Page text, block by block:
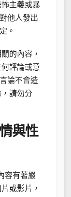
主義或暴
他人發出
。
的內容，
評論或意
論不會造
請勿分
與性
容有著嚴
或影片，